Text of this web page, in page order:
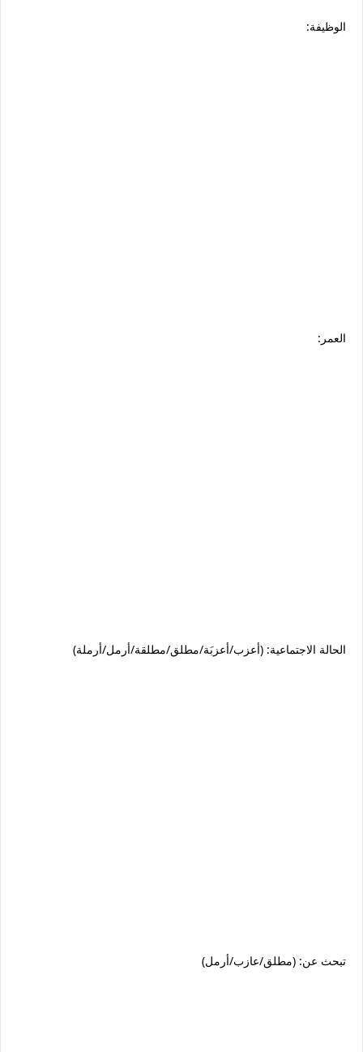
الوظيفة:
العمر:
الحالة الاجتماعية: (أعزب/أعزبَة/مطلق/مطلقة/أرمل/أرملة)
تبحث عن: (مطلق/عازب/أرمل)